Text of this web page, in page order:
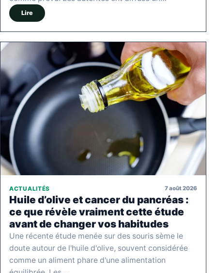
Lire
ACTUALITÉS 7 août 2026
Huile d’olive et cancer du pancréas :
ce que révèle vraiment cette étude
avant de changer vos habitudes
Une récente étude menée sur des souris sème le
doute autour de l'huile d'olive, souvent considérée
comme un aliment phare d'une alimentation